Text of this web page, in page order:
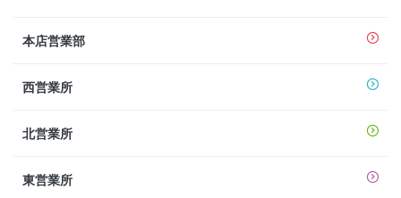
本店営業部
西営業所
北営業所
東営業所